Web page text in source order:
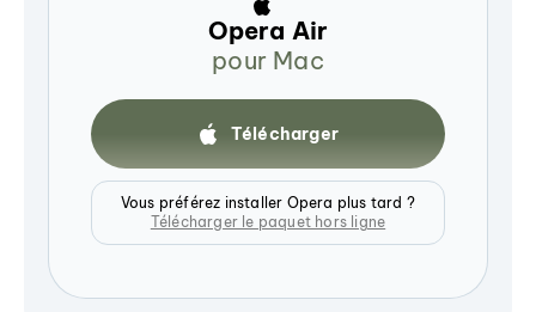
Opera Air
pour Mac
Télécharger
Vous préférez installer Opera plus tard ?
Télécharger le paquet hors ligne